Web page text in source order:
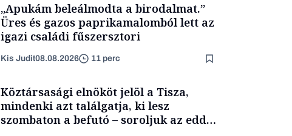
„Apukám beleálmodta a birodalmat.”
Üres és gazos paprikamalomból lett az
igazi családi fűszersztori
Kis Judit08.08.2026 11 perc
Köztársasági elnököt jelöl a Tisza,
mindenki azt találgatja, ki lesz
szombaton a befutó – soroljuk az eddig